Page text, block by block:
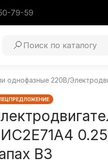
79-59
однофазные 220В/
В3